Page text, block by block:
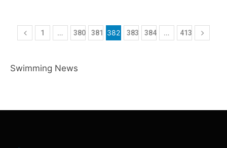
1 … 380 381 382 383 384 … 413
Swimming News